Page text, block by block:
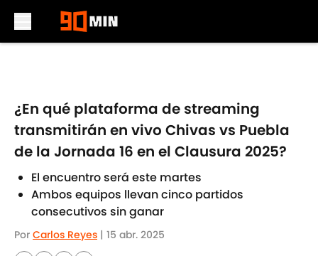
¿En qué plataforma de streaming
transmitirán en vivo Chivas vs Puebla
de la Jornada 16 en el Clausura 2025?
El encuentro será este martes
Ambos equipos llevan cinco partidos
consecutivos sin ganar
Por Carlos Reyes | 15 abr. 2025